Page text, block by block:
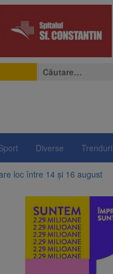
Caută
după:
Diverse Trenduri
loc între 14 și 16 august
activelor rusești înghețate
terenuri, cote din locuințe și
unei hotărâri de Guvern